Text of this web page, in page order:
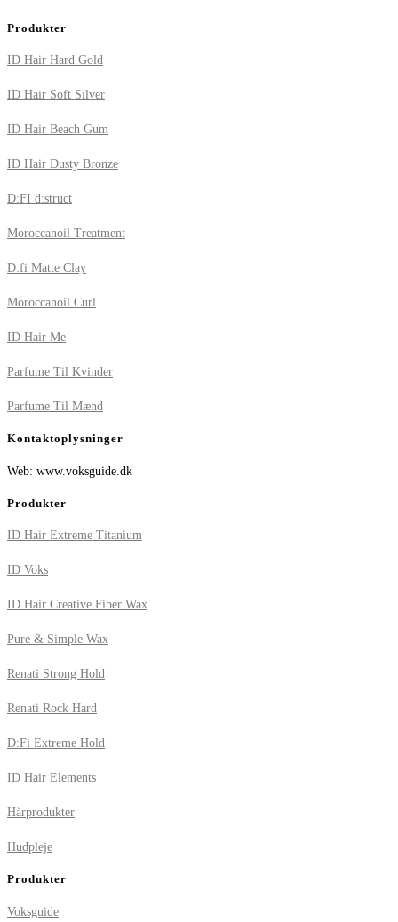
Produkter
ID Hair Hard Gold
ID Hair Soft Silver
ID Hair Beach Gum
ID Hair Dusty Bronze
D:FI d:struct
Moroccanoil Treatment
D:fi Matte Clay
Moroccanoil Curl
ID Hair Me
Parfume Til Kvinder
Parfume Til Mænd
Kontaktoplysninger
Web: www.voksguide.dk
Produkter
ID Hair Extreme Titanium
ID Voks
ID Hair Creative Fiber Wax
Pure & Simple Wax
Renati Strong Hold
Renati Rock Hard
D:Fi Extreme Hold
ID Hair Elements
Hårprodukter
Hudpleje
Produkter
Voksguide